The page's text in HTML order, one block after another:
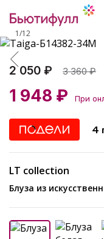
1/12
2 050 ₽ 3 360₽
1 948 ₽ При
4
LT collection
Блуза из